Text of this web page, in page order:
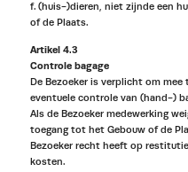
f. (huis-)dieren, niet zijnde een
of de Plaats.
Artikel 4.3
Controle bagage
De Bezoeker is verplicht om
eventuele controle van (hand-)
Als de Bezoeker medewerking
toegang tot het Gebouw of de
Bezoeker recht heeft op
kosten.